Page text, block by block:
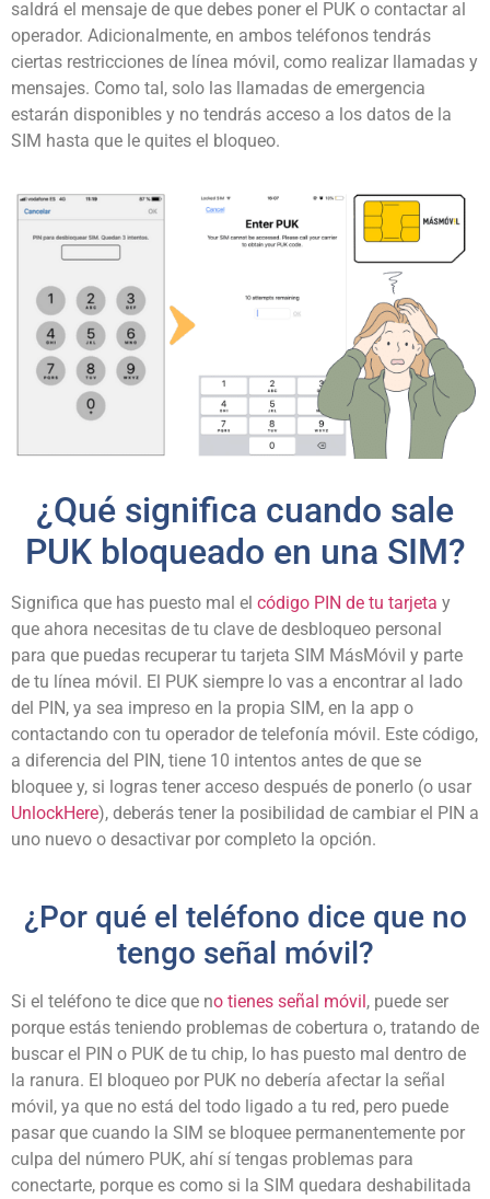
saldrá el mensaje de que debes poner el PUK o contactar al
operador. Adicionalmente, en ambos teléfonos tendrás
ciertas restricciones de línea móvil, como realizar llamadas y
mensajes. Como tal, solo las llamadas de emergencia
estarán disponibles y no tendrás acceso a los datos de la
SIM hasta que le quites el bloqueo.
¿Qué significa cuando sale
PUK bloqueado en una SIM?
Significa que has puesto mal el código PIN de tu tarjeta y
que ahora necesitas de tu clave de desbloqueo personal
para que puedas recuperar tu tarjeta SIM MásMóvil y parte
de tu línea móvil. El PUK siempre lo vas a encontrar al lado
del PIN, ya sea impreso en la propia SIM, en la app o
contactando con tu operador de telefonía móvil. Este código,
a diferencia del PIN, tiene 10 intentos antes de que se
bloquee y, si logras tener acceso después de ponerlo (o usar
UnlockHere), deberás tener la posibilidad de cambiar el PIN a
uno nuevo o desactivar por completo la opción.
¿Por qué el teléfono dice que no
tengo señal móvil?
Si el teléfono te dice que no tienes señal móvil, puede ser
porque estás teniendo problemas de cobertura o, tratando de
buscar el PIN o PUK de tu chip, lo has puesto mal dentro de
la ranura. El bloqueo por PUK no debería afectar la señal
móvil, ya que no está del todo ligado a tu red, pero puede
pasar que cuando la SIM se bloquee permanentemente por
culpa del número PUK, ahí sí tengas problemas para
conectarte, porque es como si la SIM quedara deshabilitada